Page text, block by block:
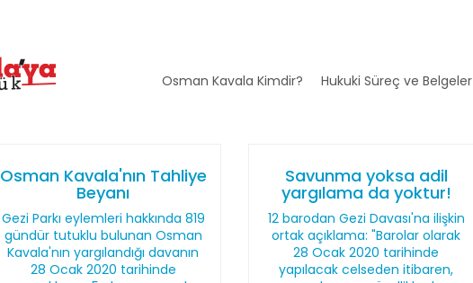
Osman Kavala Kimdir? Hukuki Süreç ve Belgeler
Osman Kavala'nın Tahliye
Beyanı
Gezi Parkı eylemleri hakkında 819
gündür tutuklu bulunan Osman
Kavala'nın yargılandığı davanın
28 Ocak 2020 tarihinde
Savunma yoksa adil
yargılama da yoktur!
12 barodan Gezi Davası'na ilişkin
ortak açıklama: "Barolar olarak
28 Ocak 2020 tarihinde
yapılacak celseden itibaren,